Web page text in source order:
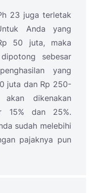
23 juga terletak
Anda yang
50 juta, maka
sebesar
yang
juta dan Rp 250-
dikenakan
15% dan 25%.
sudah melebihi
pajaknya pun